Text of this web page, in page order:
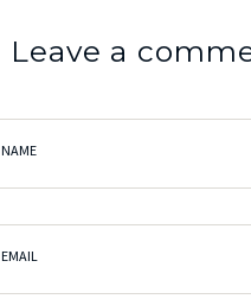
Leave a
NAME
EMAIL